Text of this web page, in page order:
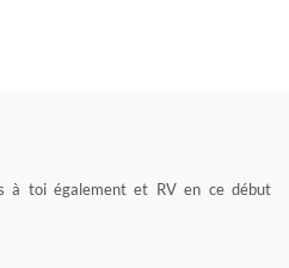
à toi également et RV en ce début